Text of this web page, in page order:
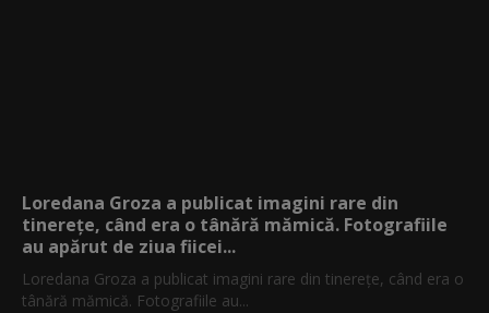
Loredana Groza a publicat imagini rare din
tinerețe, când era o tânără mămică. Fotografiile
au apărut de ziua fiicei...
Loredana Groza a publicat imagini rare din tinerețe, când era o
tânără mămică. Fotografiile au...